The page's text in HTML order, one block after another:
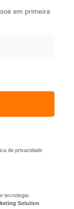
em primeira
tecnologia:
Solution
de privacidade